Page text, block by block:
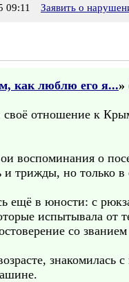
09:11 Заявить о
как люблю его я...»
отношение к
воспоминания о
трижды, но только в
ещё в юности: с
испытывала
со
знакомилась